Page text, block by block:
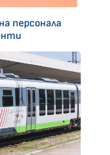
персонала